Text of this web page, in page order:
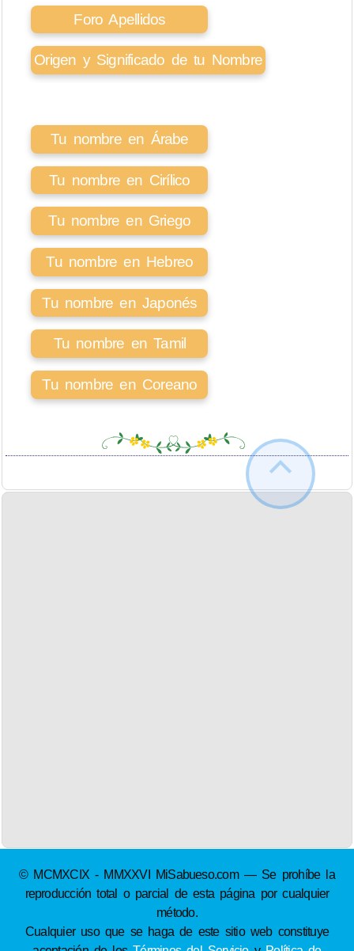
Foro Apellidos
Origen y Significado de tu Nombre
Tu nombre en Árabe
Tu nombre en Cirílico
Tu nombre en Griego
Tu nombre en Hebreo
Tu nombre en Japonés
Tu nombre en Tamil
Tu nombre en Coreano
© MCMXCIX - MMXXVI MiSabueso.com — Se prohíbe la
reproducción total o parcial de esta página por cualquier
método.
Cualquier uso que se haga de este sitio web constituye